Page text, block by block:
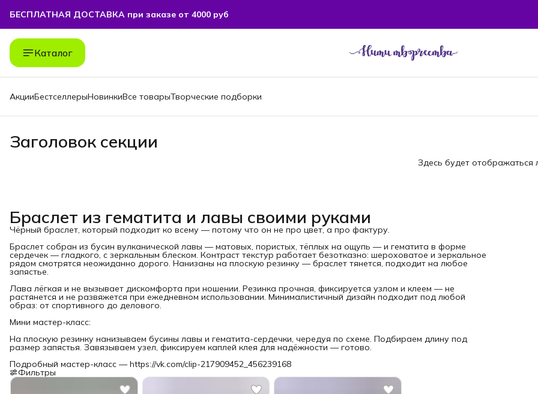
БЕСПЛАТНАЯ ДОСТАВКА при заказе от 4000 руб
Каталог
АкцииБестселлерыНовинкиВсе товарыТворческие подборки
Заголовок секции
Здесь будет отображаться
Браслет из гематита и лавы своими руками
Чёрный браслет, который подходит ко всему — потому что он не про цвет, а про фактуру.
Браслет собран из бусин вулканической лавы — матовых, пористых, тёплых на ощупь — и гематита в форме
сердечек — гладкого, с зеркальным блеском. Контраст текстур работает безотказно: шероховатое и зеркальное
рядом смотрятся неожиданно дорого. Нанизаны на плоскую резинку — браслет тянется, подходит на любое
запястье.
Лава лёгкая и не вызывает дискомфорта при ношении. Резинка прочная, фиксируется узлом и клеем — не
растянется и не развяжется при ежедневном использовании. Минималистичный дизайн подходит под любой
образ: от спортивного до делового.
Мини мастер-класс:
На плоскую резинку нанизываем бусины лавы и гематита-сердечки, чередуя по схеме. Подбираем длину под
размер запястья. Завязываем узел, фиксируем каплей клея для надёжности — готово.
Подробный мастер-класс — https://vk.com/clip-217909452_456239168
Фильтры